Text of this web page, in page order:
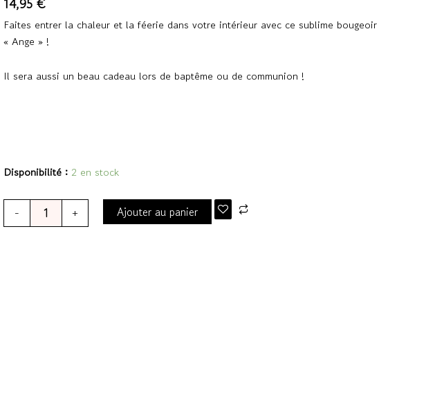
Faites entrer la chaleur et la féerie dans votre intérieur avec ce sublime bougeoir
« Ange » !
Il sera aussi un beau cadeau lors de baptême ou de communion !
Disponibilité : 2 en stock
- + Ajouter au panier